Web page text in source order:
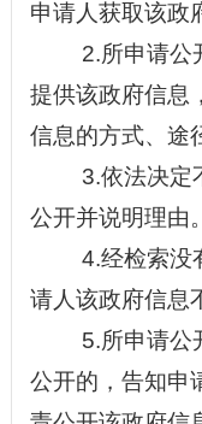
申请人获取该政
2.所申请公
提供该政府信息
信息的方式、途
3.依法决定
公开并说明理由。
4.经检索没
请人该政府信息
5.所申请公
公开的，告知申